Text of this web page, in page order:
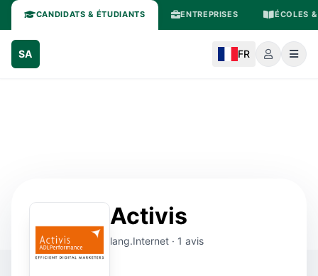
CANDIDATS & ÉTUDIANTS ENTREPRISES ÉCOLES
SA FR
Activis
lang.Internet · 1 avis